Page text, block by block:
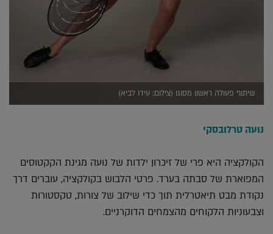
שיתוף פעולה ראשון מסוגו (צילום: עידו לביא)
נועה טרלובסקי
הקולקציה היא פרי של זיכרון ילדות של נועה מגינת הקקטוסים
המפוארת של סבתה בערד. פרטי הלבוש בקולקציה, עוברים דרך
נקודת מבט תיאטרלית תוך כדי שילוב של צורות, טקסטורות
וצבעוניות הלקוחים מהצמחים הדוקרניים.